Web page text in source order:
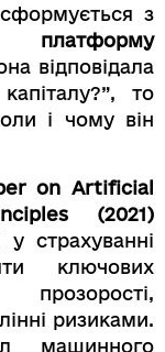
з
у платформу
відповідала
то
і чому він
on Artificial
(2021)
страхуванні
ключових
прозорості,
ризиками.
машинного